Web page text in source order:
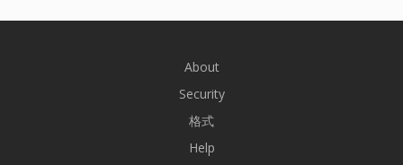
About
Security
格式
Help